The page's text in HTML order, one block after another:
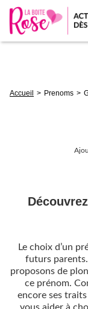
d'Ariane
Accueil Prenoms
Le choix d’un
futurs
proposons de
ce prénom.
encore ses